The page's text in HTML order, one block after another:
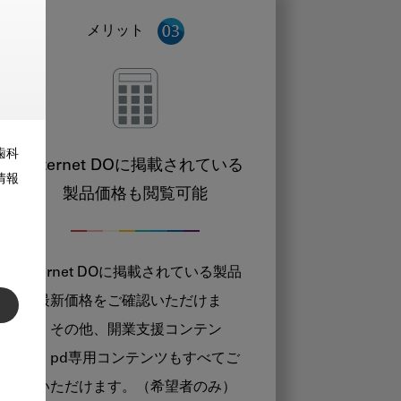
科
報
メリット
Internet DOに掲載されている
製品価格も閲覧可能
Internet DOに掲載されている製品
の最新価格をご確認いただけま
す。その他、開業支援コンテン
ツ、pd専用コンテンツもすべてご
覧いただけます。（希望者のみ）